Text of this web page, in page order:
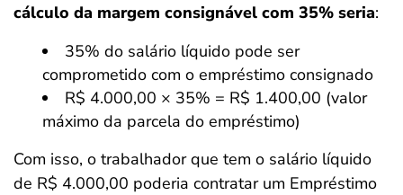
cálculo da margem consignável com 35% seria:
35% do salário líquido pode ser
comprometido com o empréstimo consignado
R$ 4.000,00 × 35% = R$ 1.400,00 (valor
máximo da parcela do empréstimo)
Com isso, o trabalhador que tem o salário líquido
de R$ 4.000,00 poderia contratar um Empréstimo